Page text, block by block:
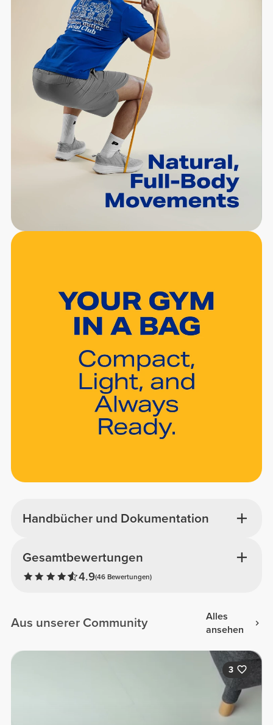
Handbücher und Dokumentation
Gesamtbewertungen
4.9(46 Bewertungen)
Aus unserer Community
Alles
ansehen
3